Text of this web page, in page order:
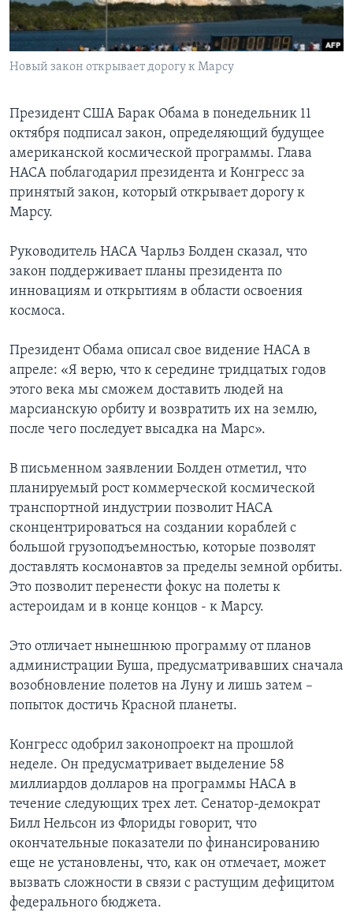
Learning English
СОЦИАЛЬНЫЕ СЕТИ
Языки
Новый закон открывает дорогу к Марсу
Президент США Барак Обама в понедельник 11
октября подписал закон, определяющий будущее
американской космической программы. Глава
НАСА поблагодарил президента и Конгресс за
принятый закон, который открывает дорогу к
Марсу.
Руководитель НАСА Чарльз Болден сказал, что
закон поддерживает планы президента по
инновациям и открытиям в области освоения
космоса.
Президент Обама описал свое видение НАСА в
апреле: «Я верю, что к середине тридцатых годов
этого века мы сможем доставить людей на
марсианскую орбиту и возвратить их на землю,
после чего последует высадка на Марс».
В письменном заявлении Болден отметил, что
планируемый рост коммерческой космической
транспортной индустрии позволит НАСА
сконцентрироваться на создании кораблей с
большой грузоподъемностью, которые позволят
доставлять космонавтов за пределы земной орбиты.
Это позволит перенести фокус на полеты к
астероидам и в конце концов - к Марсу.
Это отличает нынешнюю программу от планов
администрации Буша, предусматривавших сначала
возобновление полетов на Луну и лишь затем –
попыток достичь Красной планеты.
Конгресс одобрил законопроект на прошлой
неделе. Он предусматривает выделение 58
миллиардов долларов на программы НАСА в
течение следующих трех лет. Сенатор-демократ
Билл Нельсон из Флориды говорит, что
окончательные показатели по финансированию
еще не установлены, что, как он отмечает, может
вызвать сложности в связи с растущим дефицитом
федерального бюджета.